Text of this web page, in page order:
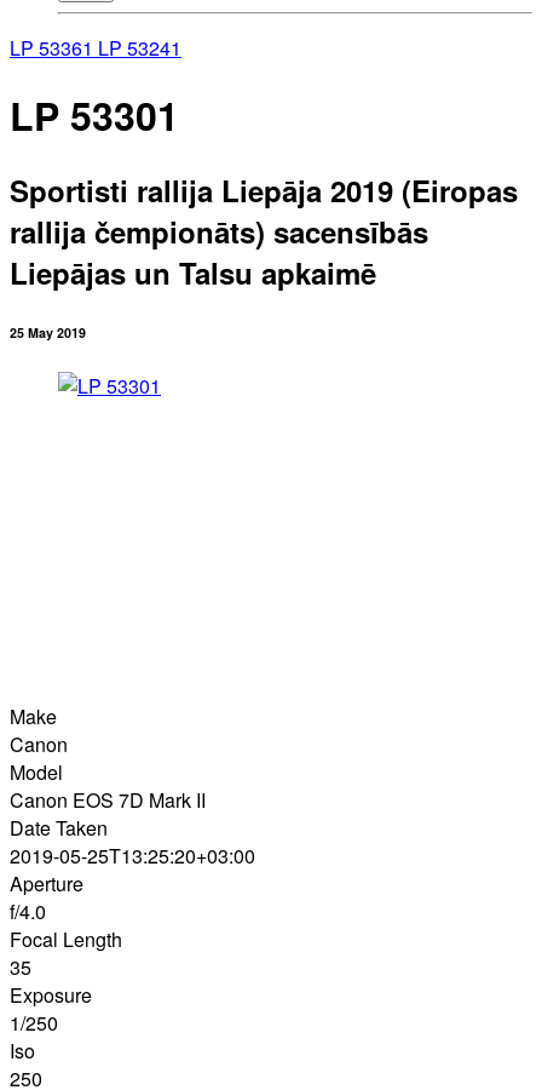
LP 53361 LP 53241
LP 53301
Sportisti rallija Liepāja 2019 (Eiropas
rallija čempionāts) sacensībās
Liepājas un Talsu apkaimē
25 May 2019
Make
Canon
Model
Canon EOS 7D Mark II
Date Taken
2019-05-25T13:25:20+03:00
Aperture
f/4.0
Focal Length
35
Exposure
1/250
Iso
250